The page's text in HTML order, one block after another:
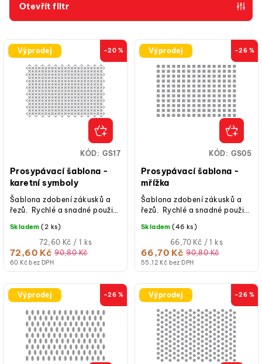
r
d
Otevřít filtr
ý
d
u
k
t
ů
Výprodej –20 %
Prosypávací šablona -
karetní symboly
60 Kč bez DPH
72,60 Kč 90,80 Kč
Měrná
cena:
72,60 Kč / 1 ks
Skladem (2 ks)
Šablona zdobení zákusků a
řezů. Rychlé a snadné použití,
sušenek.
KÓD: GS17
Výprodej –26 %
Prosypávací šablona -
mřížka
55,12 Kč bez DPH
66,70 Kč 90,80 Kč
Měrná
cena:
66,70 Kč / 1 ks
Skladem (46 ks)
Šablona zdobení zákusků a
řezů. Rychlé a snadné použití,
sušenek.
KÓD: GS05
Výprodej –26 % Výprodej –26 %